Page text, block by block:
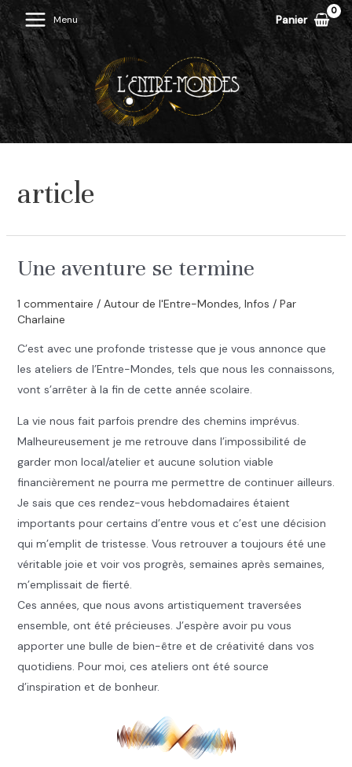
Aller
au
contenu
Main
Menu
Menu Panier
article
Une aventure se termine
1 commentaire / Autour de l'Entre-Mondes, Infos / Par
Charlaine
C’est avec une profonde tristesse que je vous annonce que
les ateliers de l’Entre-Mondes, tels que nous les connaissons,
vont s’arrêter à la fin de cette année scolaire.
La vie nous fait parfois prendre des chemins imprévus.
Malheureusement je me retrouve dans l’impossibilité de
garder mon local/atelier et aucune solution viable
financièrement ne pourra me permettre de continuer ailleurs.
Je sais que ces rendez-vous hebdomadaires étaient
importants pour certains d’entre vous et c’est une décision
qui m’emplit de tristesse. Vous retrouver a toujours été une
véritable joie et voir vos progrès, semaines après semaines,
m’emplissait de fierté.
Ces années, que nous avons artistiquement traversées
ensemble, ont été précieuses. J’espère avoir pu vous
apporter une bulle de bien-être et de créativité dans vos
quotidiens. Pour moi, ces ateliers ont été source
d’inspiration et de bonheur.